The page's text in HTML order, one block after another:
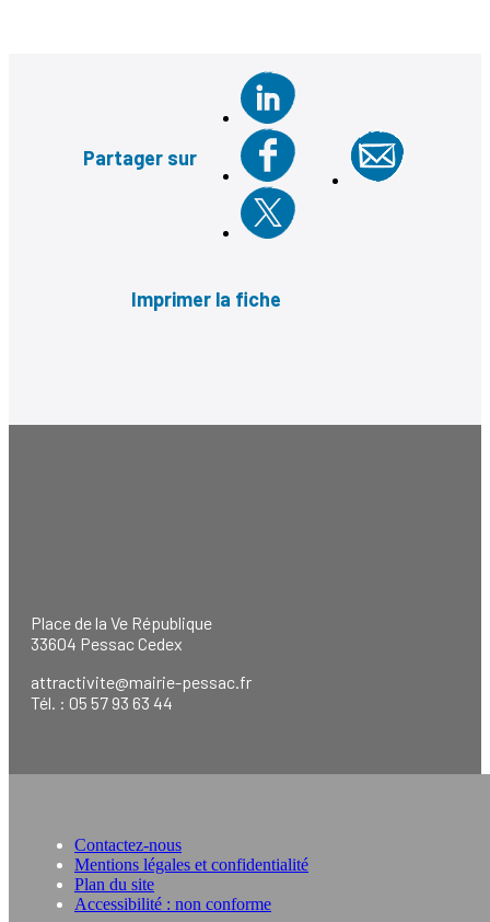
Partager sur
Imprimer la fiche
Place de la Ve République
33604 Pessac Cedex
attractivite@mairie-pessac.fr
Tél. : 05 57 93 63 44
Contactez-nous
Mentions légales et confidentialité
Plan du site
Accessibilité : non conforme